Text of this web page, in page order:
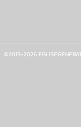
©2015-2026